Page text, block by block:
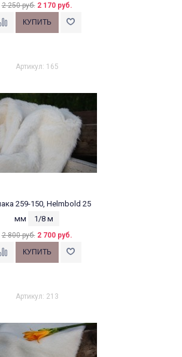
2 250 руб. 2 170 руб.
Артикул: 165
259-150, Helmbold 25
мм
1/8 м
2 800 руб. 2 700 руб.
Артикул: 213